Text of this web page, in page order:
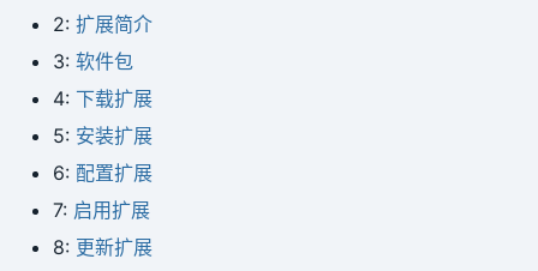
2: 扩展简介
3: 软件包
4: 下载扩展
5: 安装扩展
6: 配置扩展
7: 启用扩展
8: 更新扩展